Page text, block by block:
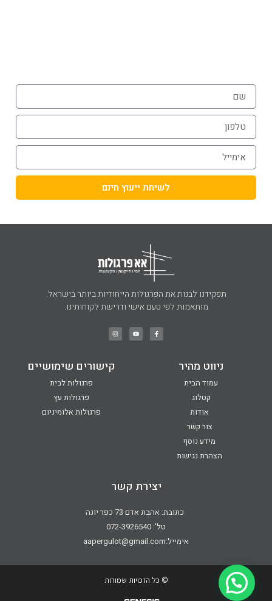
לשיחת ייעוץ חינם
תפקידנו לבנות את הפרגולות הייחודיות ביותר בישראל.
מותאמות לפי טעם אישי ודרישת לקוחותינו.
ניווט מהיר
עמוד הבית
קטלוג
אודות
צור קשר
מידע נוסף
הצהרת נגישות
קישורים שימושיים
פרגולות לבית
פרגולות עץ
פרגולות אלומיניום
יצירת קשר
כתובת: אהבת אדם 73 כפר יונה
טל': 072-3926540
אימייל:aapergulot@gmail.com
© כל הזכויות שמורות